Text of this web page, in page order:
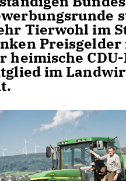
Tierwohl im
Preisgelder
heimische
im